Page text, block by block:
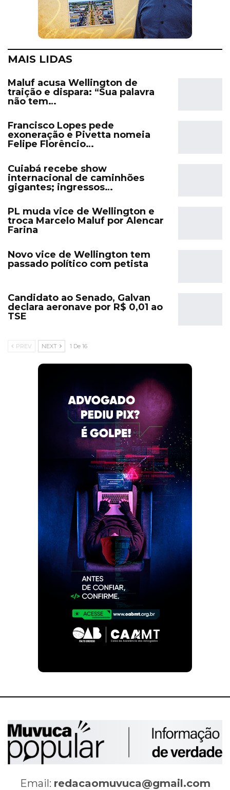
MAIS LIDAS
Maluf acusa Wellington de
traição e dispara: “Sua palavra
não tem…
Francisco Lopes pede
exoneração e Pivetta nomeia
Felipe Florêncio…
Cuiabá recebe show
internacional de caminhões
gigantes; ingressos…
PL muda vice de Wellington e
troca Marcelo Maluf por Alencar
Farina
Novo vice de Wellington tem
passado político com petista
Candidato ao Senado, Galvan
declara aeronave por R$ 0,01 ao
TSE
PREV NEXT 1 De 16
Email: redacaomuvuca@gmail.com